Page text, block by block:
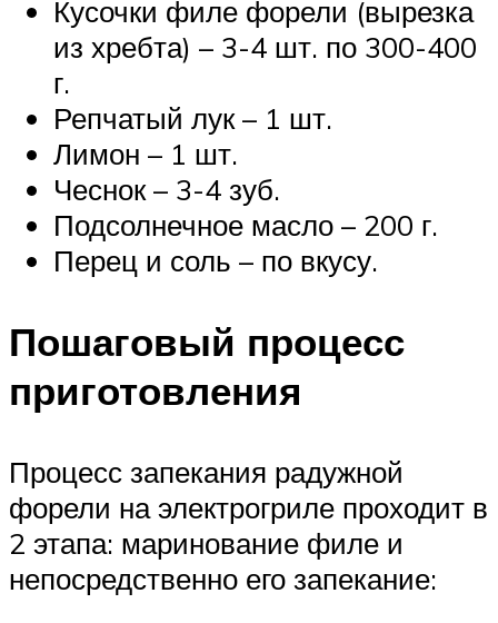
Кусочки филе форели (вырезка
из хребта) – 3-4 шт. по 300-400
г.
Репчатый лук – 1 шт.
Лимон – 1 шт.
Чеснок – 3-4 зуб.
Подсолнечное масло – 200 г.
Перец и соль – по вкусу.
Пошаговый процесс
приготовления
Процесс запекания радужной
форели на электрогриле проходит в
2 этапа: маринование филе и
непосредственно его запекание: